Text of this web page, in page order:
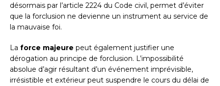
désormais par l’article 2224 du Code civil, permet d’éviter
que la forclusion ne devienne un instrument au service de
la mauvaise foi.
La force majeure peut également justifier une
dérogation au principe de forclusion. L’impossibilité
absolue d’agir résultant d’un événement imprévisible,
irrésistible et extérieur peut suspendre le cours du délai de